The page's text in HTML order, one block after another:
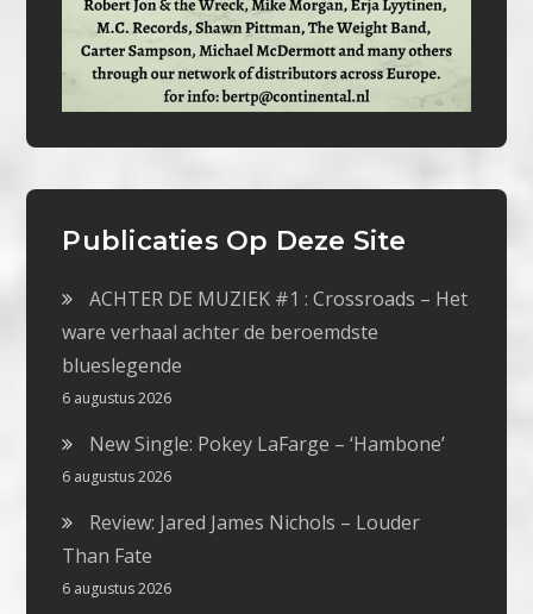
Publicaties Op Deze Site
ACHTER DE MUZIEK #1 : Crossroads – Het
ware verhaal achter de beroemdste
blueslegende
6 augustus 2026
New Single: Pokey LaFarge – ‘Hambone’
6 augustus 2026
Review: Jared James Nichols – Louder
Than Fate
6 augustus 2026